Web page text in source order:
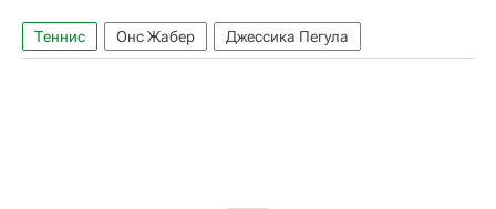
Теннис Онс Жабер Джессика Пегула